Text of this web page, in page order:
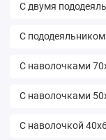
С двумя
С
С наволочками
С наволочками
С наволочкой